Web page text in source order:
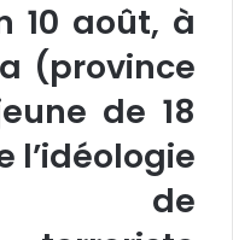
10 août, à
(province
de 18
l’idéologie
de